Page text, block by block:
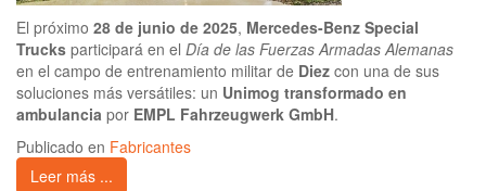
El próximo 28 de junio de 2025, Mercedes-Benz Special
Trucks participará en el Día de las Fuerzas Armadas Alemanas
en el campo de entrenamiento militar de Diez con una de sus
soluciones más versátiles: un Unimog transformado en
ambulancia por EMPL Fahrzeugwerk GmbH.
Publicado en Fabricantes
Leer más ...